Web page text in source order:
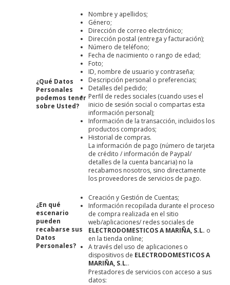
¿Qué Datos
Personales
podemos tener
sobre Usted?
Nombre y apellidos;
Género;
Dirección de correo electrónico;
Dirección postal (entrega y facturación);
Número de teléfono;
Fecha de nacimiento o rango de edad;
Foto;
ID, nombre de usuario y contraseña;
Descripción personal o preferencias;
Detalles del pedido;
Perfil de redes sociales (cuando uses el
inicio de sesión social o compartas esta
información personal);
Información de la transacción, incluidos los
productos comprados;
Historial de compras.
La información de pago (número de tarjeta
de crédito / información de Paypal/
detalles de la cuenta bancaria) no la
recabamos nosotros, sino directamente
los proveedores de servicios de pago.
¿En qué
escenario
pueden
recabarse sus
Datos
Personales?
Creación y Gestión de Cuentas;
Información recopilada durante el proceso
de compra realizada en el sitio
web/aplicaciones/ redes sociales de
ELECTRODOMESTICOS A MARIÑA, S.L. o
en la tienda online;
A través del uso de aplicaciones o
dispositivos de ELECTRODOMESTICOS A
MARIÑA, S.L..
Prestadores de servicios con acceso a sus
datos: